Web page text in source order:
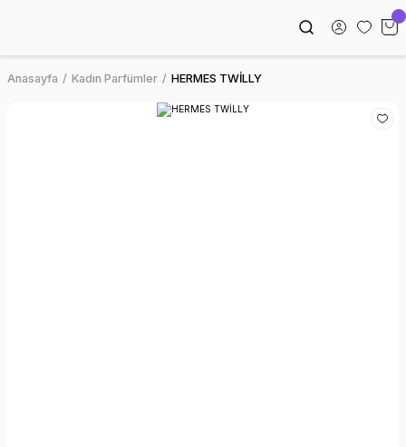
Anasayfa Kadın Parfümler HERMES TWİLLY